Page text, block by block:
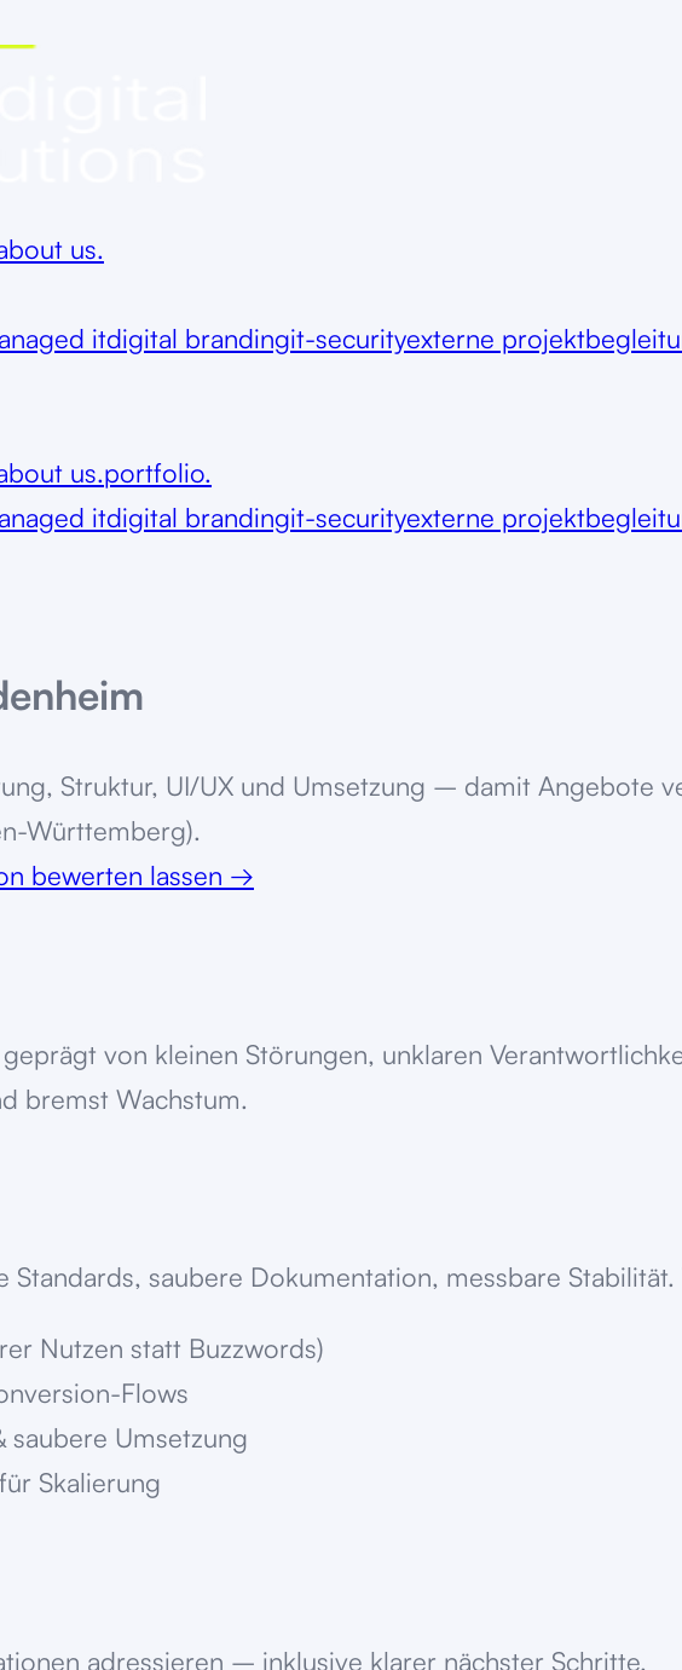
us.
itdigital brandingit-securityexterne
us.portfolio.
itdigital brandingit-securityexterne
Struktur, UI/UX und Umsetzung – damit Angebote
Württemberg).
bewerten lassen →
von kleinen Störungen, unklaren
bremst Wachstum.
saubere Dokumentation, messbare Stabilität.
Nutzen statt Buzzwords)
Flows
saubere Umsetzung
Skalierung
adressieren – inklusive klarer nächster Schritte.